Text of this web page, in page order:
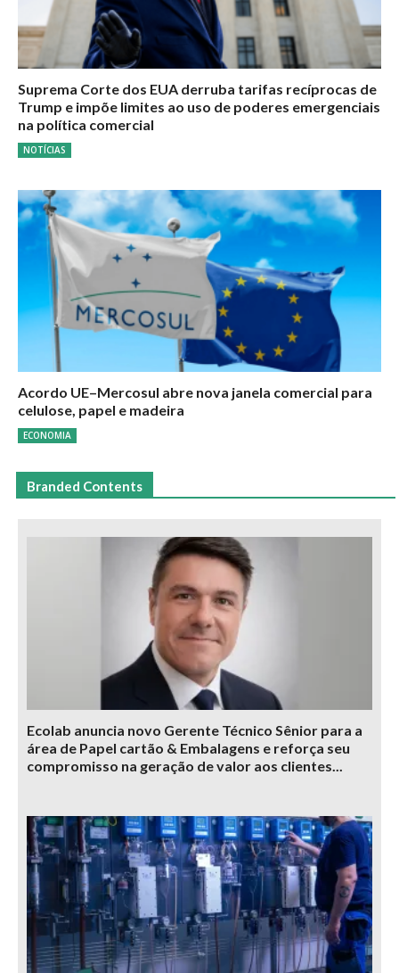
Suprema Corte dos EUA derruba tarifas recíprocas de
Trump e impõe limites ao uso de poderes emergenciais
na política comercial
NOTÍCIAS
Acordo UE–Mercosul abre nova janela comercial para
celulose, papel e madeira
ECONOMIA
Branded Contents
Ecolab anuncia novo Gerente Técnico Sênior para a
área de Papel cartão & Embalagens e reforça seu
compromisso na geração de valor aos clientes...